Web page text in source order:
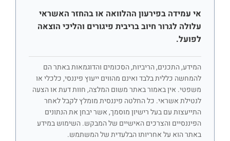
אי עמידה בפירעון ההלוואה או בהחזר האשראי
עלולה לגרור חיוב בריבית פיגורים והליכי הוצאה
לפועל.
המידע, התכנים, הריביות, הסכומים והדוגמאות באתר הם
להמחשה כללית בלבד ואינם מהווים ייעוץ פיננסי, כלכלי או
משפטי. אין באמור באתר משום המלצה, חוות דעת או הצעה
לנטילת אשראי. כל החלטה פיננסית מומלץ לקבל לאחר
התייעצות עם בעל רישיון מוסמך, אשר יבחן את הנתונים
הפיננסיים והצרכים האישיים של המבקש. השימוש במידע
באתר הוא על אחריותו הבלעדית של המשתמש.